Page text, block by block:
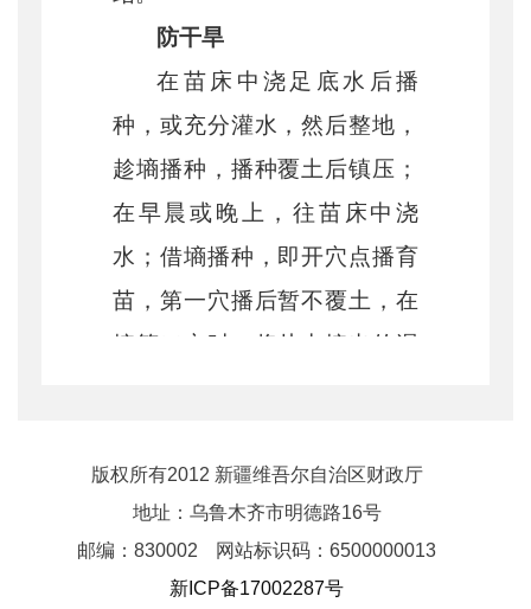
防干旱
在苗床中浇足底水后播
种，或充分灌水，然后整地，
趁墒播种，播种覆土后镇压；
在早晨或晚上，往苗床中浇
水；借墒播种，即开穴点播育
苗，第一穴播后暂不覆土，在
挖第二穴时，将从中挖出的湿
高温季节育苗，极易徒
长，要采取以下措施预防：早
晚用喷壶洒水，及时分苗或间
版权所有2012 新疆维吾尔自治区财政厅
地址：乌鲁木齐市明德路16号
邮编：830002
网站标识码：6500000013
新ICP备17002287号